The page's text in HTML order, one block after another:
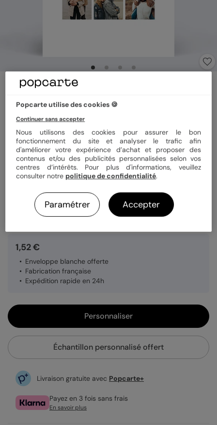
Faire part mariage
4.7 (3avis)
Format 12x17 cm plié
Papier Papier Satiné
Quantité Échantillon personnalisé
1,52 €
Enveloppe blanche offerte
Fabrication française
Expédition rapide en 24h
Personnaliser
Échantillon personnalisé offert
Livraison gratuite avec Popcarte+
Payez en 3 fois sans frais
En savoir plus
Popcarte utilise des cookies 🍪
Continuer sans accepter
Nous utilisons des cookies pour assurer le bon
fonctionnement du site et analyser le trafic afin
d'améliorer votre expérience d’achat et proposer des
contenus et/ou des publicités personnalisées selon vos
centres d’intérêts. Pour plus d'informations, veuillez
consulter notre politique de confidentialité.
Paramétrer Accepter